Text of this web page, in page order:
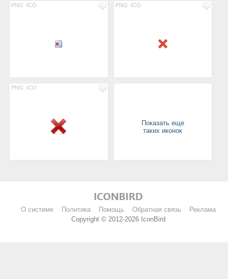
PNG ICO PNG ICO
PNG ICO
Показать еще
таких иконок
О системе Политика Помощь Обратная связь
Реклама
Copyright © 2012-2026 IconBird